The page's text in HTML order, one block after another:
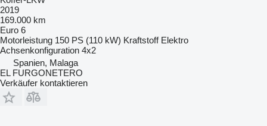
2019
169.000 km
Euro 6
Motorleistung 150 PS (110 kW) Kraftstoff Elektro
Achsenkonfiguration 4x2
Spanien, Malaga
EL FURGONETERO
Verkäufer kontaktieren